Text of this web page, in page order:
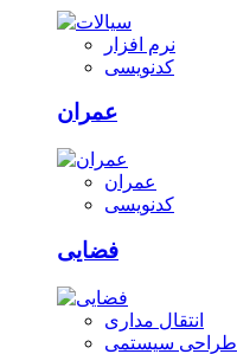
نرم افزار
کدنویسی
عمران
عمران
کدنویسی
فضایی
انتقال مداری
طراحی سیستمی